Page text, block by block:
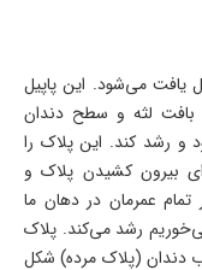
یافت می‌شود. این پاپیل
بافت لثه و سطح دندان
و رشد کند. این پلاک را
بیرون کشیدن پلاک و
عمرمان در دهان ما
رشد می‌کند. پلاک
دندان (پلاک مرده) شکل